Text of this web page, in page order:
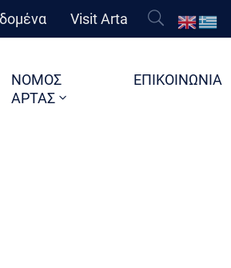
Visit Arta
ΝΟΜΟΣ
ΑΡΤΑΣ
ΕΠΙΚΟΙΝΩΝΙΑ